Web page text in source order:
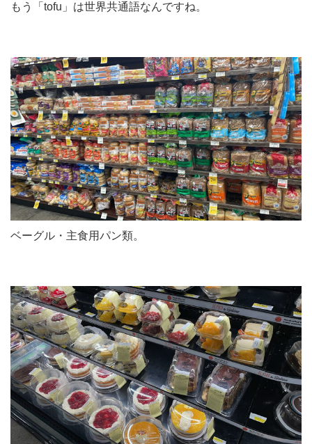
もう「tofu」は世界共通語なんですね。
ベーグル・主食用パン類。